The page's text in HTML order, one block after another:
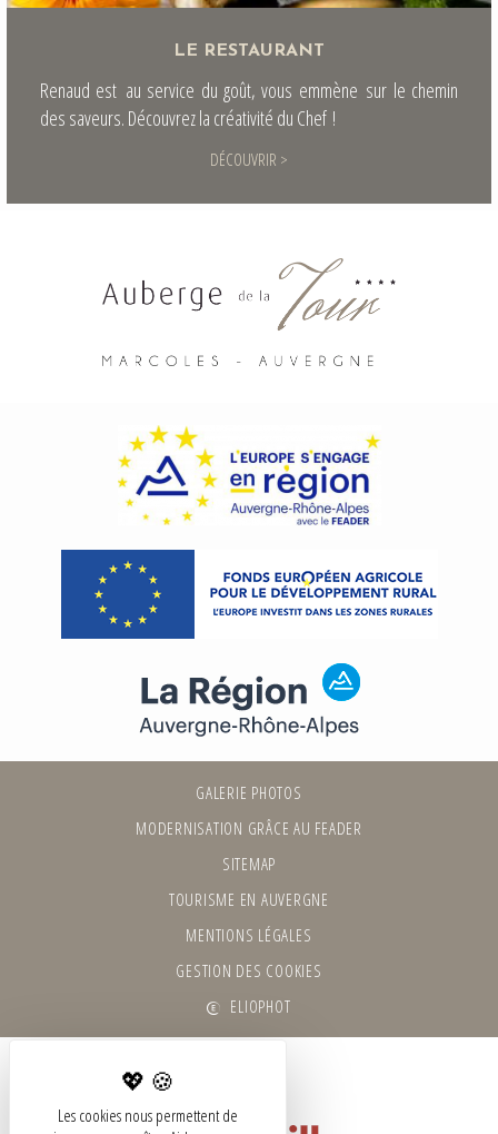
LE RESTAURANT
Renaud est au service du goût, vous emmène sur le chemin
des saveurs. Découvrez la créativité du Chef !
DÉCOUVRIR >
GALERIE PHOTOS
MODERNISATION GRÂCE AU FEADER
SITEMAP
TOURISME EN AUVERGNE
MENTIONS LÉGALES
GESTION DES COOKIES
ELIOPHOT
Les cookies nous permettent de